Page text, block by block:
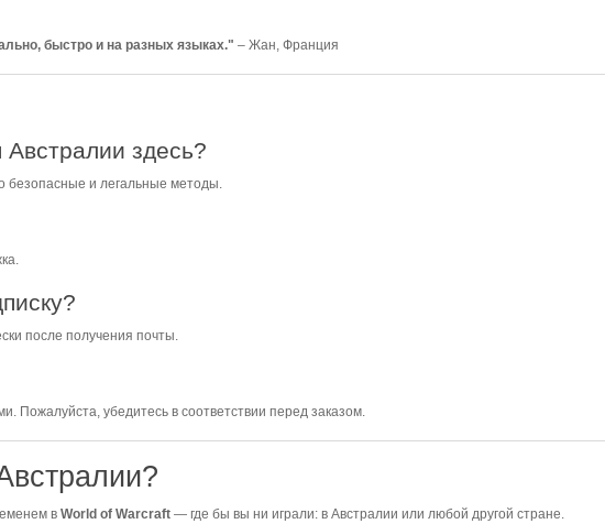
быстро и на разных языках." – Жан, Франция
Австралии здесь?
безопасные и легальные методы.
после получения почты.
Пожалуйста, убедитесь в соответствии перед заказом.
в World of Warcraft — где бы вы ни играли: в Австралии или любой другой стране.